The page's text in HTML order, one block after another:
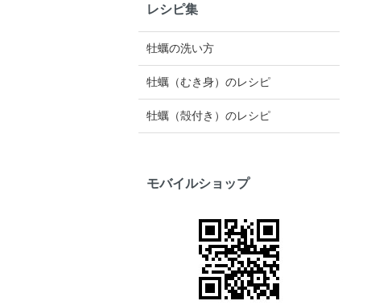
レシピ集
牡蠣の洗い方
牡蠣（むき身）のレシピ
牡蠣（殻付き）のレシピ
モバイルショップ